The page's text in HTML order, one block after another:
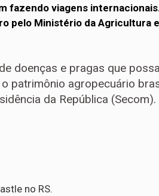
fazendo viagens
pelo Ministério da Agricultura e
doenças e pragas que
patrimônio agropecuário
da República (Secom).
no RS.